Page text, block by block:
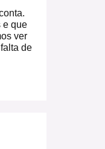
e que
ver
de